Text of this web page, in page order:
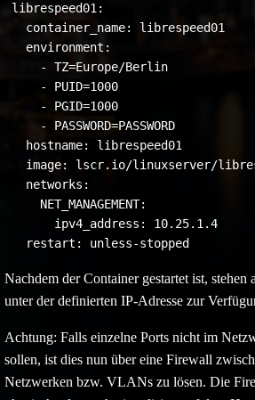
librespeed01:
   container_name: librespeed01
   environment:
     - TZ=Europe/Berlin
     - PUID=1000
     - PGID=1000
     - PASSWORD=PASSWORD
   hostname: librespeed01
image: lscr.io/linuxserver/
   networks:
     NET_MANAGEMENT:
       ipv4_address: 10.25.1.4
   restart: unless-stopped
Nachdem der Container gestartet ist, stehen
unter der definierten IP-Adresse zur
Achtung: Falls einzelne Ports nicht im
sollen, ist dies nun über eine Firewall
Netzwerken bzw. VLANs zu lösen. Die